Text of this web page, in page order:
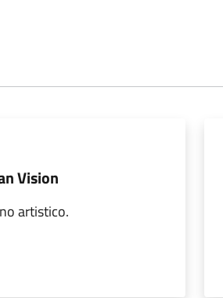
Vision
artistico.